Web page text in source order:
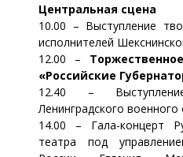
Центральная сцена
10.00 – Выступление
исполнителей
12.00 –
«Российские
12.40 –
Ленинградского военного
14.00 – Гала-концерт
театра под